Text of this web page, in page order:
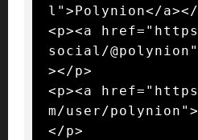
l">Polynion</a></
<p><a
social/
></p>
<p><a
m/user/
</p>